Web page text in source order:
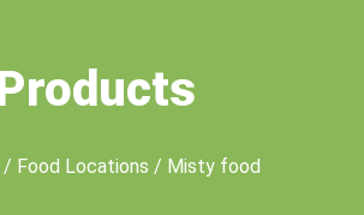
/ Food Locations / Misty food